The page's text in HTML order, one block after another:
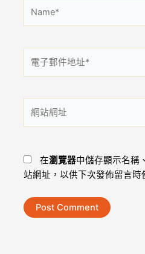
子
件
地
址
站
在瀏覽器中儲存顯示名稱
站網址，以供下次發佈留言時